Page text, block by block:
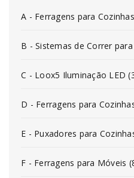
A - Ferragens para
B - Sistemas de Correr
C - Loox5 Iluminação LED
D - Ferragens para
E - Puxadores para
F - Ferragens para Móveis